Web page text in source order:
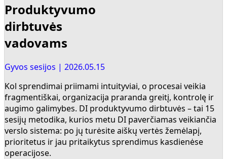
Produktyvumo
dirbtuvės
vadovams
Gyvos sesijos | 2026.05.15
Kol sprendimai priimami intuityviai, o procesai veikia
fragmentiškai, organizacija praranda greitį, kontrolę ir
augimo galimybes. DI produktyvumo dirbtuvės – tai 15
sesijų metodika, kurios metu DI paverčiamas veikiančia
verslo sistema: po jų turėsite aiškų vertės žemėlapį,
prioritetus ir jau pritaikytus sprendimus kasdienėse
operacijose.